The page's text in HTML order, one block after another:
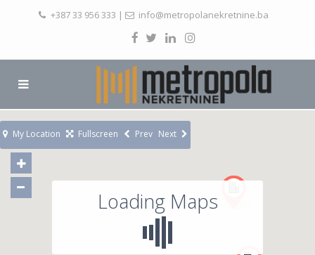
+387 33 956 333 | info@metropolanekretnine.ba
Loading Maps
My Location Fullscreen Prev Next